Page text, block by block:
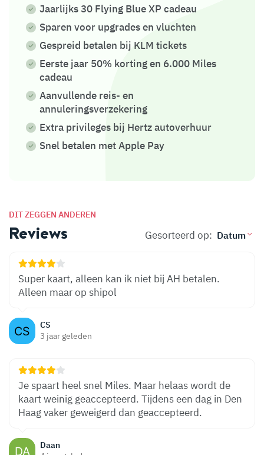
Jaarlijks 30 Flying Blue XP cadeau
Sparen voor upgrades en vluchten
Gespreid betalen bij KLM tickets
Eerste jaar 50% korting en 6.000 Miles
cadeau
Aanvullende reis- en
annuleringsverzekering
Extra privileges bij Hertz autoverhuur
Snel betalen met Apple Pay
DIT ZEGGEN ANDEREN
Reviews Gesorteerd op:
CS
3 jaar geleden
Super kaart, alleen kan ik niet bij AH betalen.
Alleen maar op shipol
Daan
Je spaart heel snel Miles. Maar helaas wordt de
kaart weinig geaccepteerd. Tijdens een dag in Den
Haag vaker geweigerd dan geaccepteerd.